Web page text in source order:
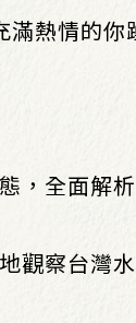
熱情的你
全面解析
察台灣水